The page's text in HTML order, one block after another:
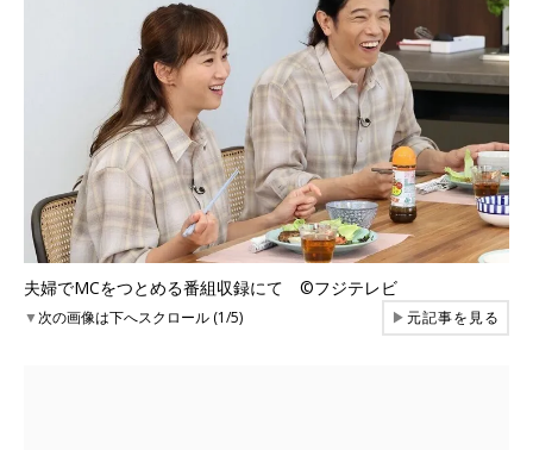
夫婦でMCをつとめる番組収録にて ©フジテレビ
▼次の画像は下へスクロール (1/5) ▶元記事を見る